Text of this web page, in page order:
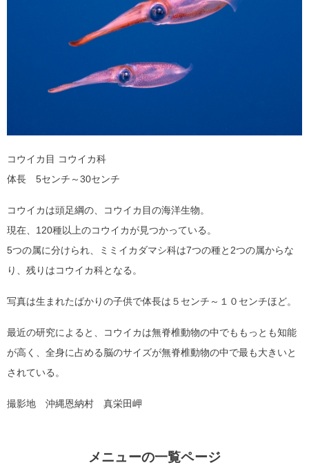
コウイカ目 コウイカ科
体長 5センチ～30センチ
コウイカは頭足綱の、コウイカ目の海洋生物。
現在、120種以上のコウイカが見つかっている。
5つの属に分けられ、ミミイカダマシ科は7つの種と2つの属からな
り、残りはコウイカ科となる。
写真は生まれたばかりの子供で体長は５センチ～１０センチほど。
最近の研究によると、コウイカは無脊椎動物の中でももっとも知能
が高く、全身に占める脳のサイズが無脊椎動物の中で最も大きいと
されている。
撮影地 沖縄恩納村 真栄田岬
メニューの一覧ページ